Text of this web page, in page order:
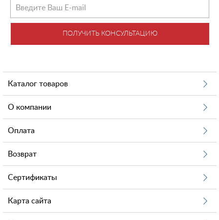
ПОЛУЧИТЬ КОНСУЛЬТАЦИЮ
Каталог товаров
О компании
Оплата
Возврат
Сертификаты
Карта сайта